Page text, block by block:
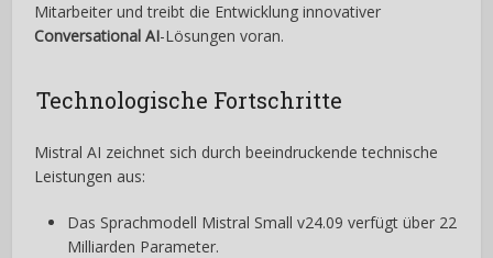
Mitarbeiter und treibt die Entwicklung innovativer
Conversational AI-Lösungen voran.
Technologische Fortschritte
Mistral AI zeichnet sich durch beeindruckende technische
Leistungen aus:
Das Sprachmodell Mistral Small v24.09 verfügt über 22
Milliarden Parameter.